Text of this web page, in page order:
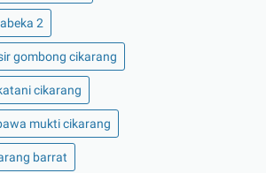
2
gombong cikarang
cikarang
mukti cikarang
barrat